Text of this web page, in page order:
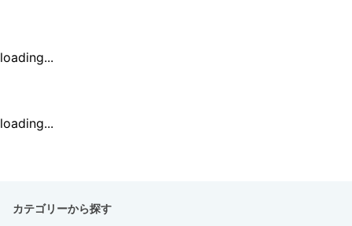
loading...
loading...
カテゴリーから探す